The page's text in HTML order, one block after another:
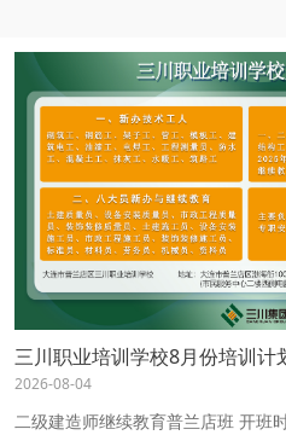
三川职业培训学校8月份培训计
2026-08-04
二级建造师继续教育普兰店班 开班